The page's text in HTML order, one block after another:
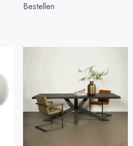
Bestellen